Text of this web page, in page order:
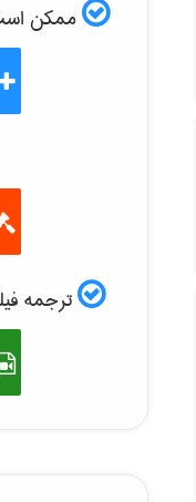
ممکن است
ترجمه